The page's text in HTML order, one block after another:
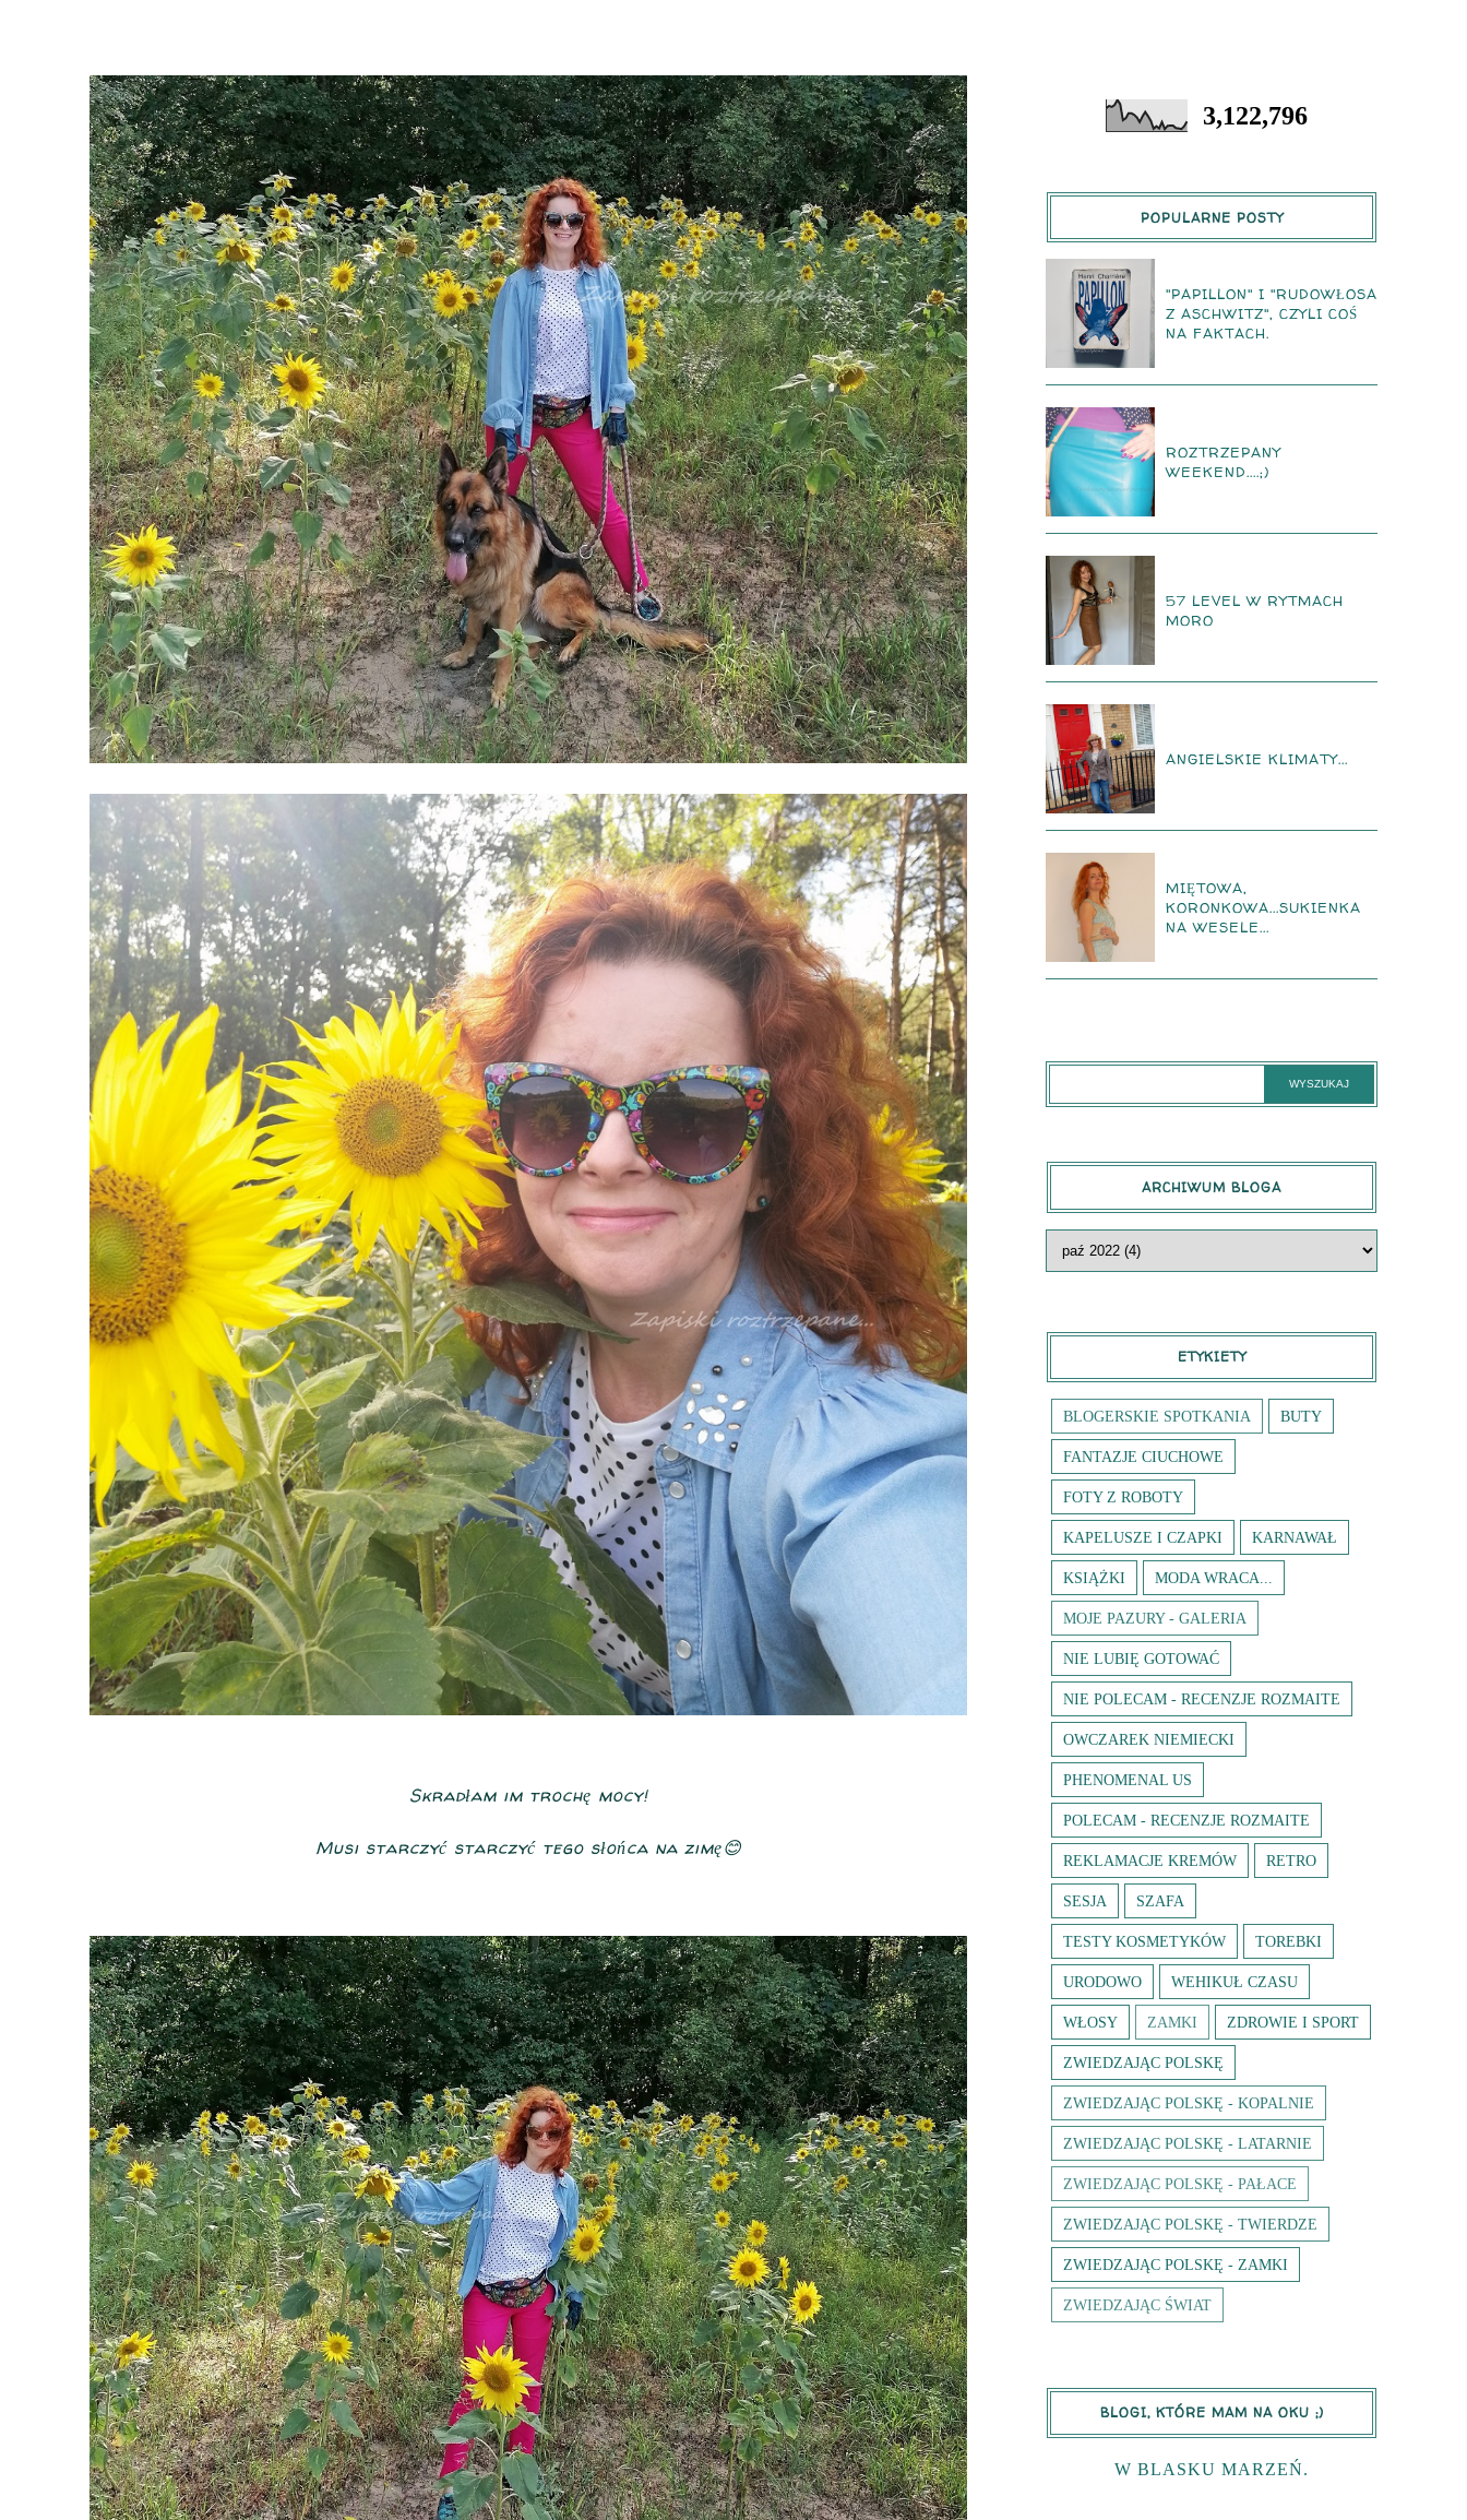
Skradłam im trochę mocy!
Musi starczyć starczyć tego słońca na zimę😊
3,122,796
POPULARNE POSTY
"PAPILLON" I "RUDOWŁOSA
Z ASCHWITZ", CZYLI COŚ
NA FAKTACH.
ROZTRZEPANY
WEEKEND....;)
57 LEVEL W RYTMACH
MORO
ANGIELSKIE KLIMATY...
MIĘTOWA,
KORONKOWA...SUKIENKA
NA WESELE...
ARCHIWUM BLOGA
ETYKIETY
BLOGERSKIE SPOTKANIA BUTY
FANTAZJE CIUCHOWE
FOTY Z ROBOTY
KAPELUSZE I CZAPKI KARNAWAŁ
KSIĄŻKI MODA WRACA...
MOJE PAZURY - GALERIA
NIE LUBIĘ GOTOWAĆ
NIE POLECAM - RECENZJE ROZMAITE
OWCZAREK NIEMIECKI
PHENOMENAL US
POLECAM - RECENZJE ROZMAITE
REKLAMACJE KREMÓW RETRO
SESJA SZAFA
TESTY KOSMETYKÓW TOREBKI
URODOWO WEHIKUŁ CZASU
WŁOSY ZAMKI ZDROWIE I SPORT
ZWIEDZAJĄC POLSKĘ
ZWIEDZAJĄC POLSKĘ - KOPALNIE
ZWIEDZAJĄC POLSKĘ - LATARNIE
ZWIEDZAJĄC POLSKĘ - PAŁACE
ZWIEDZAJĄC POLSKĘ - TWIERDZE
ZWIEDZAJĄC POLSKĘ - ZAMKI
ZWIEDZAJĄC ŚWIAT
BLOGI, KTÓRE MAM NA OKU ;)
W BLASKU MARZEŃ.